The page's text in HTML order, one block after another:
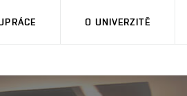
O UNIVERZITĚ